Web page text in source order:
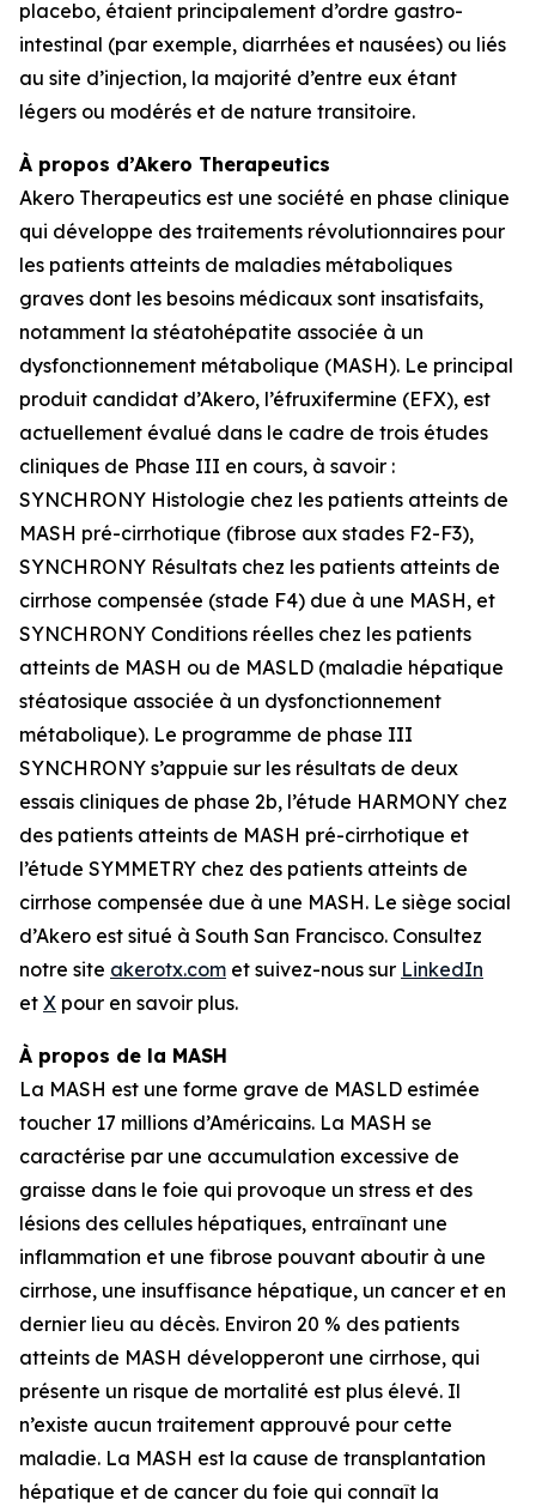
placebo, étaient principalement d’ordre gastro-
intestinal (par exemple, diarrhées et nausées) ou liés
au site d’injection, la majorité d’entre eux étant
légers ou modérés et de nature transitoire.
À propos d’Akero Therapeutics
Akero Therapeutics est une société en phase clinique
qui développe des traitements révolutionnaires pour
les patients atteints de maladies métaboliques
graves dont les besoins médicaux sont insatisfaits,
notamment la stéatohépatite associée à un
dysfonctionnement métabolique (MASH). Le principal
produit candidat d’Akero, l’éfruxifermine (EFX), est
actuellement évalué dans le cadre de trois études
cliniques de Phase III en cours, à savoir :
SYNCHRONY Histologie chez les patients atteints de
MASH pré-cirrhotique (fibrose aux stades F2-F3),
SYNCHRONY Résultats chez les patients atteints de
cirrhose compensée (stade F4) due à une MASH, et
SYNCHRONY Conditions réelles chez les patients
atteints de MASH ou de MASLD (maladie hépatique
stéatosique associée à un dysfonctionnement
métabolique). Le programme de phase III
SYNCHRONY s’appuie sur les résultats de deux
essais cliniques de phase 2b, l’étude HARMONY chez
des patients atteints de MASH pré-cirrhotique et
l’étude SYMMETRY chez des patients atteints de
cirrhose compensée due à une MASH. Le siège social
d’Akero est situé à South San Francisco. Consultez
notre site akerotx.com et suivez-nous sur LinkedIn
et X pour en savoir plus.
À propos de la MASH
La MASH est une forme grave de MASLD estimée
toucher 17 millions d’Américains. La MASH se
caractérise par une accumulation excessive de
graisse dans le foie qui provoque un stress et des
lésions des cellules hépatiques, entraînant une
inflammation et une fibrose pouvant aboutir à une
cirrhose, une insuffisance hépatique, un cancer et en
dernier lieu au décès. Environ 20 % des patients
atteints de MASH développeront une cirrhose, qui
présente un risque de mortalité est plus élevé. Il
n’existe aucun traitement approuvé pour cette
maladie. La MASH est la cause de transplantation
hépatique et de cancer du foie qui connaît la